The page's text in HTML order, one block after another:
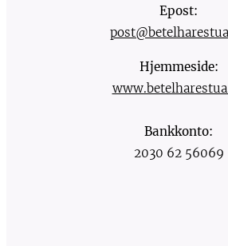
Epost:
Hjemmeside:
Bankkonto:
2030 62 56069